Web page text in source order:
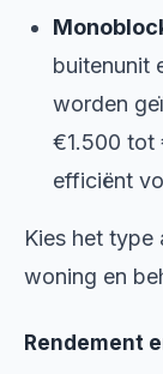
buitenunit
worden
€1.500 tot
efficiënt
Kies het type
woning en
Rendement